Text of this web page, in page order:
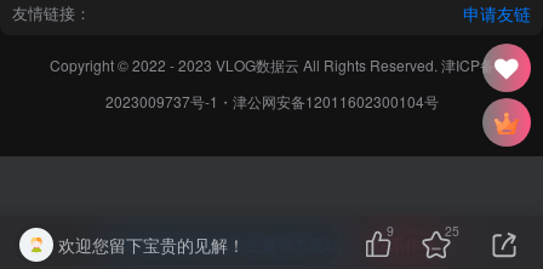
友情链接： 申请友链
Copyright © 2022 - 2023 VLOG数据云 All Rights Reserved. 津ICP备
2023009737号-1 ・ 津公网安备12011602300104号
欢迎您留下宝贵的见解！
9 25
本站主题由Zibll子比主题强力驱动 联系作者